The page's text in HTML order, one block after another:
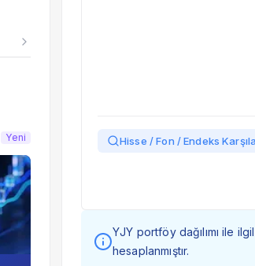
Yeni Hisse / Fon / Endeks
YJY portföy dağılımı ile
hesaplanmıştır.